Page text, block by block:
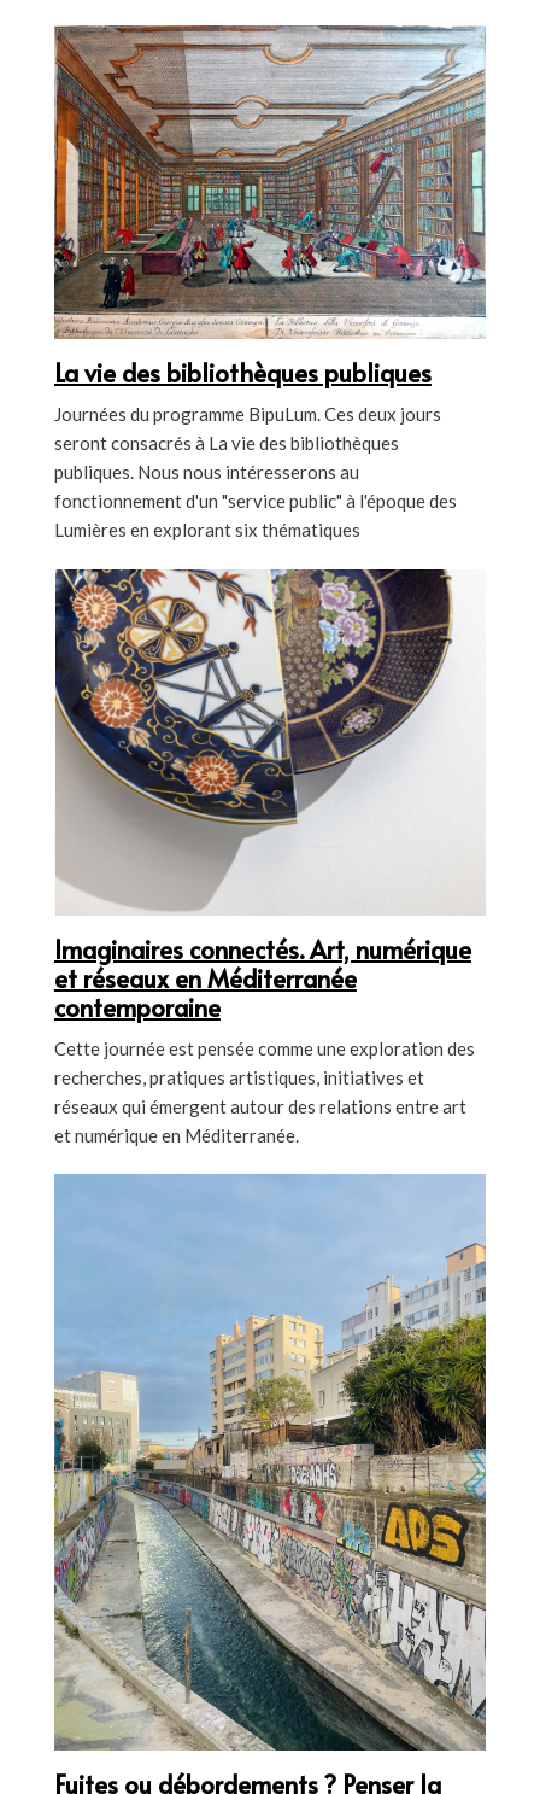
La vie des bibliothèques publiques
Journées du programme BipuLum. Ces deux jours
seront consacrés à La vie des bibliothèques
publiques. Nous nous intéresserons au
fonctionnement d'un "service public" à l'époque des
Lumières en explorant six thématiques
Imaginaires connectés. Art, numérique
et réseaux en Méditerranée
contemporaine
Cette journée est pensée comme une exploration des
recherches, pratiques artistiques, initiatives et
réseaux qui émergent autour des relations entre art
et numérique en Méditerranée.
Fuites ou débordements ? Penser la